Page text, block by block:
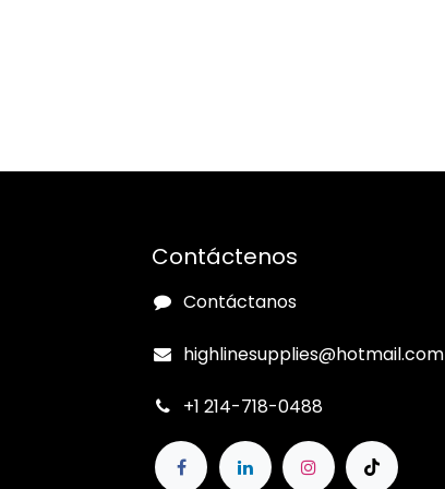
Contáctenos
Contáctanos
highlinesupplies@hotmail.com
+1 214-718-0488